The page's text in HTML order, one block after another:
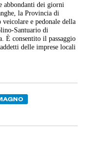
abbondanti dei giorni
la Provincia di
e pedonale della
Santuario di
È consentito il passaggio
delle imprese locali